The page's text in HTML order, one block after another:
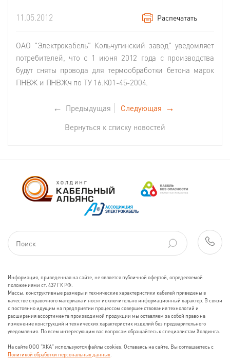
11.05.2012 Распечатать
ОАО "Электрокабель" Кольчугинский завод" уведомляет
потребителей, что с 1 июня 2012 года с производства
будут сняты провода для термообработки бетона марок
ПНВЖ и ПНВЖч по ТУ 16.К01-45-2004.
← Предыдущая Следующая →
Вернуться к списку новостей
Информация, приведенная на сайте, не является публичной офертой, определяемой
положениями ст. 437 ГК РФ.
Массы, конструктивные размеры и технические характеристики кабелей приведены в
качестве справочного материала и носят исключительно информационный характер. В связи
с постоянно идущим на предприятии процессом совершенствования технологий и
расширения ассортимента производимой продукции мы оставляем за собой право на
изменение конструкций и технических характеристик изделий без предварительного
уведомления. По всем интересующим вас вопросам обращайтесь к специалистам Холдинга.
На сайте ООО "ХКА" используются файлы cookies. Оставаясь на сайте, Вы соглашаетесь с
Политикой обработки персональных данных